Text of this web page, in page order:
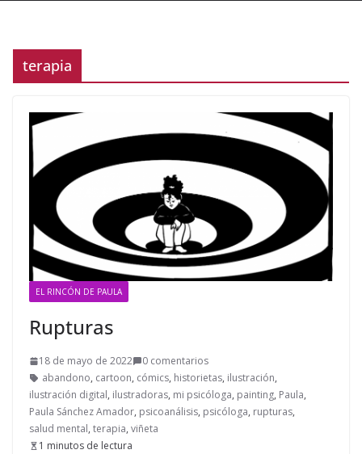
terapia
EL RINCÓN DE PAULA
Rupturas
18 de mayo de 2022
0 comentarios
abandono, cartoon, cómics, historietas, ilustración,
ilustración digital, ilustradoras, mi psicóloga, painting, Paula,
Paula Sánchez Amador, psicoanálisis, psicóloga, rupturas,
salud mental, terapia, viñeta
1 minutos de lectura